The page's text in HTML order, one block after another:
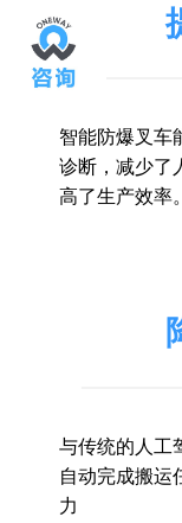
智能防爆叉车
诊断，减少了
高了生产效率。
与传统的人工
自动完成搬运
力